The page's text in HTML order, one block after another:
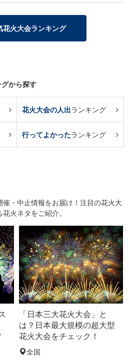
花火大会ランキング
から探す
花火大会の人出ランキング
行ってよかったランキング
催・中止情報をお届け！注目の花火大
火ネタをご紹介。
「日本三大花火大会」と
は？日本最大規模の超大型
花火大会をチェック！
全国